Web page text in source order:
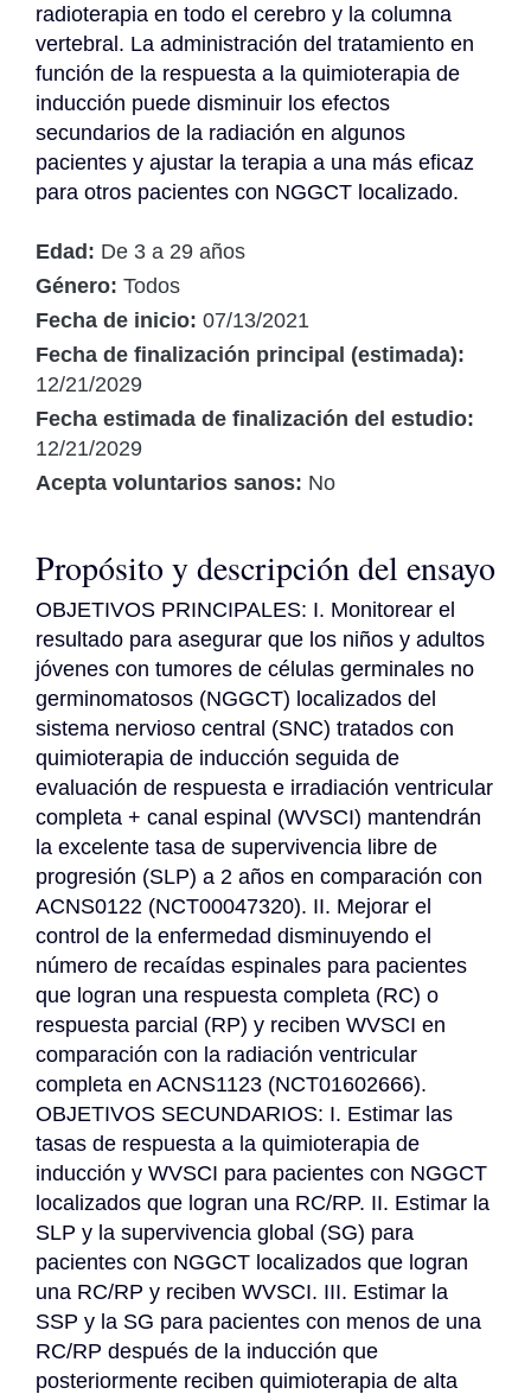
radioterapia en todo el cerebro y la columna
vertebral. La administración del tratamiento en
función de la respuesta a la quimioterapia de
inducción puede disminuir los efectos
secundarios de la radiación en algunos
pacientes y ajustar la terapia a una más eficaz
para otros pacientes con NGGCT localizado.
Edad: De 3 a 29 años
Género: Todos
Fecha de inicio: 07/13/2021
Fecha de finalización principal (estimada):
12/21/2029
Fecha estimada de finalización del estudio:
12/21/2029
Acepta voluntarios sanos: No
Propósito y descripción del ensayo
OBJETIVOS PRINCIPALES: I. Monitorear el
resultado para asegurar que los niños y adultos
jóvenes con tumores de células germinales no
germinomatosos (NGGCT) localizados del
sistema nervioso central (SNC) tratados con
quimioterapia de inducción seguida de
evaluación de respuesta e irradiación ventricular
completa + canal espinal (WVSCI) mantendrán
la excelente tasa de supervivencia libre de
progresión (SLP) a 2 años en comparación con
ACNS0122 (NCT00047320). II. Mejorar el
control de la enfermedad disminuyendo el
número de recaídas espinales para pacientes
que logran una respuesta completa (RC) o
respuesta parcial (RP) y reciben WVSCI en
comparación con la radiación ventricular
completa en ACNS1123 (NCT01602666).
OBJETIVOS SECUNDARIOS: I. Estimar las
tasas de respuesta a la quimioterapia de
inducción y WVSCI para pacientes con NGGCT
localizados que logran una RC/RP. II. Estimar la
SLP y la supervivencia global (SG) para
pacientes con NGGCT localizados que logran
una RC/RP y reciben WVSCI. III. Estimar la
SSP y la SG para pacientes con menos de una
RC/RP después de la inducción que
posteriormente reciben quimioterapia de alta